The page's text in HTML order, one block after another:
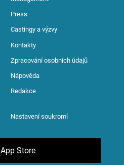
Press
Castingy a výzvy
Kontakty
Zpracování osobních údajů
Nápověda
Redakce
Nastavení soukromí
App Store